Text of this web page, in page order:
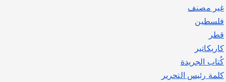
غير مصنف
فلسطين
قطر
كاريكاتير
كُتاب الجريدة
كلمة رئيس التحرير